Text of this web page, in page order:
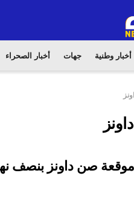
أخبار وطنية جهات أخبار الصحراء
صن داونز بنصف